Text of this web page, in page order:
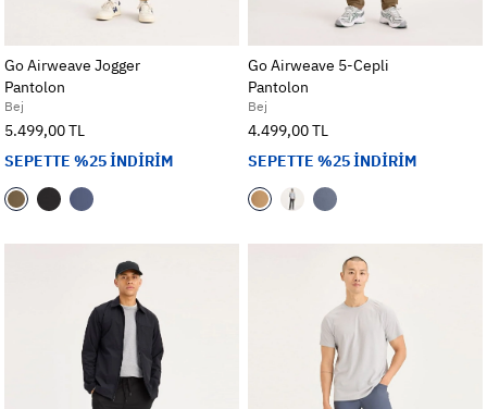
Go Airweave Jogger
Pantolon
Bej
5.499,00 TL
SEPETTE %25 İNDİRİM
Go Airweave 5-Cepli
Pantolon
Bej
4.499,00 TL
SEPETTE %25 İNDİRİM